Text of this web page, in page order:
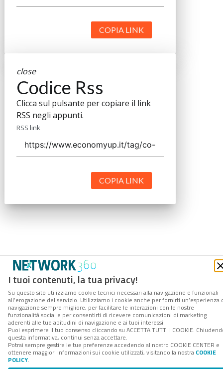
I tuoi contenuti, la tua privacy!
Su questo sito utilizziamo cookie tecnici necessari alla navigazione e funzionali
all’erogazione del servizio. Utilizziamo i cookie anche per fornirti un’esperienza
navigazione sempre migliore, per facilitare le interazioni con le nostre
funzionalità social e per consentirti di ricevere comunicazioni di marketing
aderenti alle tue abitudini di navigazione e ai tuoi interessi.
Puoi esprimere il tuo consenso cliccando su ACCETTA TUTTI I COOKIE.
questa informativa, continui senza accettare.
Potrai sempre gestire le tue preferenze accedendo al nostro COOKIE CENTER e
ottenere maggiori informazioni sui cookie utilizzati, visitando la nostra COOKIE
POLICY.
COPIA LINK
close
Codice Rss
Clicca sul pulsante per copiare il link
RSS negli appunti.
RSS link
COPIA LINK